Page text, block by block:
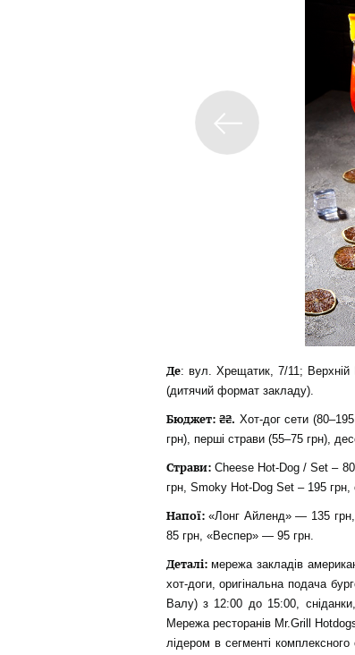
Де: вул. Хрещатик, 7/11;
(дитячий формат закладу).
Бюджет: ₴₴. Хот-дог сети
грн), перші страви (55–75 грн),
Страви:Cheese Hot-Dog / Set –
грн, Smoky Hot-Dog Set – 195
Напої:«Лонг Айленд» — 135
85 грн, «Веспер» — 95 грн.
Деталі:мережа закладів
хот-доги, оригінальна подача
Валу) з 12:00 до 15:00,
Мережа ресторанів Mr.Grill
лідером в сегменті